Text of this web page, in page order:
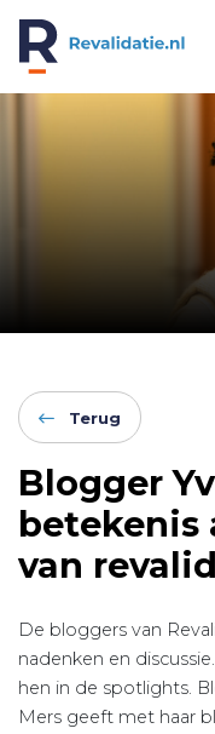
Terug
Blogger
betekenis
van
De bloggers van
nadenken en
hen in de spotlights.
Mers geeft met haar